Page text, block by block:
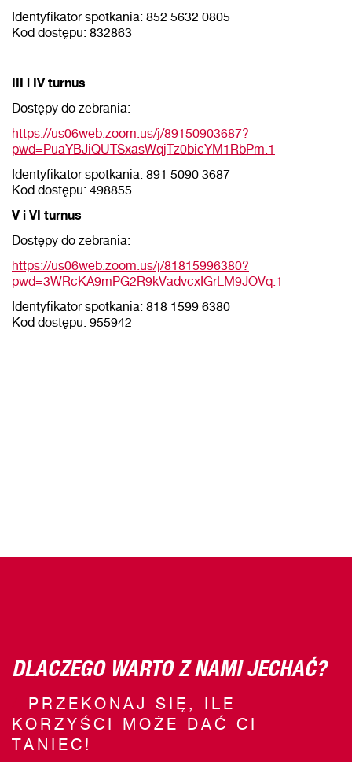
Identyfikator spotkania: 852 5632 0805
Kod dostępu: 832863
III i IV turnus
Dostępy do zebrania:
https://us06web.zoom.us/j/89150903687?
pwd=PuaYBJiQUTSxasWqjTz0bicYM1RbPm.1
Identyfikator spotkania: 891 5090 3687
Kod dostępu: 498855
V i VI turnus
Dostępy do zebrania:
https://us06web.zoom.us/j/81815996380?
pwd=3WRcKA9mPG2R9kVadvcxIGrLM9JOVq.1
Identyfikator spotkania: 818 1599 6380
Kod dostępu: 955942
DLACZEGO WARTO Z NAMI JECHAĆ?
PRZEKONAJ SIĘ, ILE
KORZYŚCI MOŻE DAĆ CI
TANIEC!